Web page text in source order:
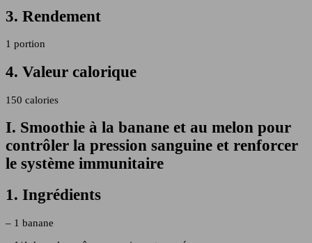
3. Rendement
1 portion
4. Valeur calorique
150 calories
I. Smoothie à la banane et au melon pour
contrôler la pression sanguine et renforcer
le système immunitaire
1. Ingrédients
– 1 banane